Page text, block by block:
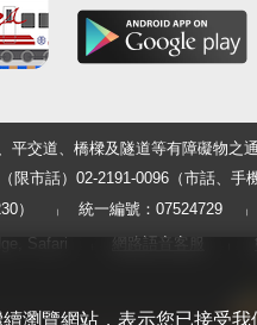
交道、橋樑及隧道等有障礙物之通
市話）02-2191-0096（市話、手機
）
統一編號：07524729
Safari
網路語音客服
瀏覽網站，表示您已接受我